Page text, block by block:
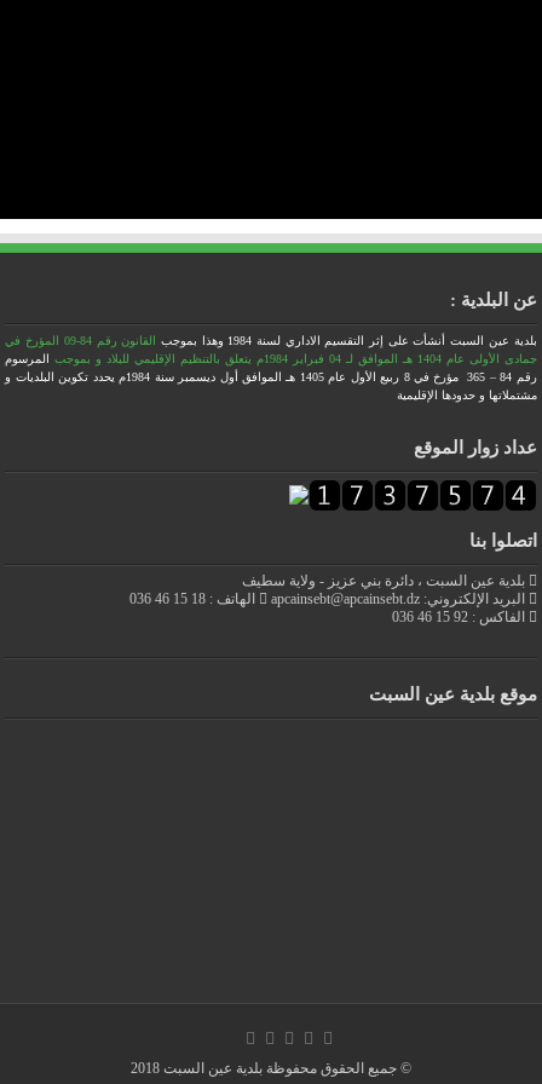
عن البلدية :
بلدية عين السبت أنشأت على إثر التقسيم الاداري لسنة 1984 وهذا بموجب
القانون رقم 84-09 المؤرخ في
جمادى الأولى عام 1404 هـ الموافق لـ 04 فبراير 1984م يتعلق بالتنظيم الإقليمي للبلاد
و بموجب المرسوم
رقم 84 – 365 مؤرخ في 8 ربيع الأول عام 1405 هـ الموافق أول ديسمبر سنة 1984م يحدد تكوين البلديات و
مشتملاتها و حدودها الإقليمية
عداد زوار الموقع
اتصلوا بنا
بلدية عين السبت ، دائرة بني عزيز - ولاية سطيف
البريد الإلكتروني: apcainsebt@apcainsebt.dz
الهاتف : 18 15 46 036
الفاكس : 92 15 46 036
موقع بلدية عين السبت
© جميع الحقوق محفوظة بلدية عين السبت 2018